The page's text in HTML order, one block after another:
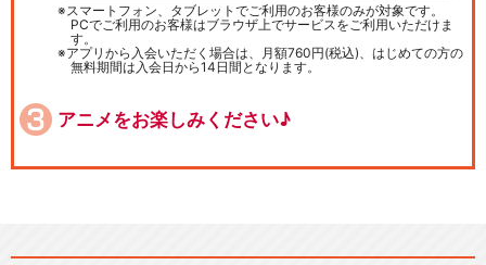
スマートフォン、タブレットでご利用のお客様のみが対象です。
PCでご利用のお客様はブラウザ上でサービスをご利用いただけま
す。
アプリから入会いただく場合は、月額760円(税込)、はじめての方の
無料期間は入会日から14日間となります。
アニメをお楽しみください♪